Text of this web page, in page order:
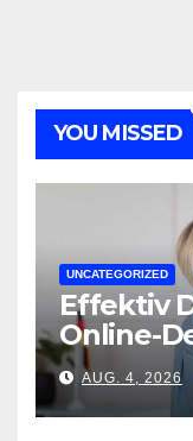
YOU MISSED
UNCATEGORIZED
Effektiv
Online-
flexible
AUG. 4, 2026